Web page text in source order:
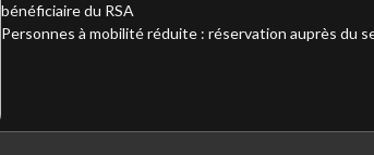
bénéficiaire du RSA
Personnes à mobilité réduite : réservation auprès du